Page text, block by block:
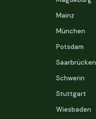
Mainz
München
Potsdam
Saarbrücken
Schwerin
Stuttgart
Wiesbaden